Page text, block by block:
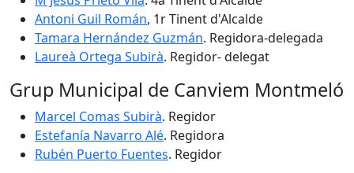
Antoni Guil Román, 1r Tinent d'Alcalde
Tamara Hernández Guzmán. Regidora-delegada
Laureà Ortega Subirà. Regidor- delegat
Grup Municipal de Canviem Montmeló
Marcel Comas Subirà. Regidor
Estefanía Navarro Alé. Regidora
Rubén Puerto Fuentes. Regidor